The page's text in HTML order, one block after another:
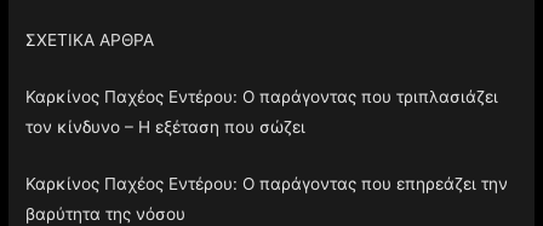
ΣΧΕΤΙΚΑ ΑΡΘΡΑ
Καρκίνος Παχέος Εντέρου: Ο παράγοντας που τριπλασιάζει
τον κίνδυνο – Η εξέταση που σώζει
Καρκίνος Παχέος Εντέρου: Ο παράγοντας που επηρεάζει την
βαρύτητα της νόσου